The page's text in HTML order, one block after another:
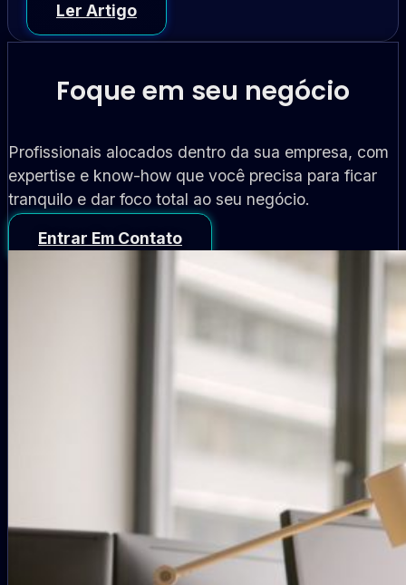
Ler Artigo
Foque em seu negócio
Profissionais alocados dentro da sua empresa, com
expertise e know-how que você precisa para ficar
tranquilo e dar foco total ao seu negócio.
Entrar Em Contato